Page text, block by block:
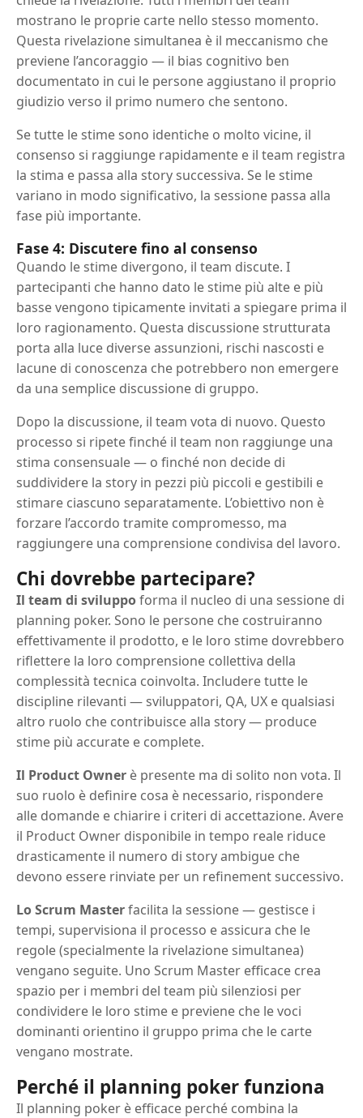
mostrano le proprie carte nello stesso momento.
Questa rivelazione simultanea è il meccanismo che
previene l’ancoraggio — il bias cognitivo ben
documentato in cui le persone aggiustano il proprio
giudizio verso il primo numero che sentono.
Se tutte le stime sono identiche o molto vicine, il
consenso si raggiunge rapidamente e il team registra
la stima e passa alla story successiva. Se le stime
variano in modo significativo, la sessione passa alla
fase più importante.
Fase 4: Discutere fino al consenso
Quando le stime divergono, il team discute. I
partecipanti che hanno dato le stime più alte e più
basse vengono tipicamente invitati a spiegare prima il
loro ragionamento. Questa discussione strutturata
porta alla luce diverse assunzioni, rischi nascosti e
lacune di conoscenza che potrebbero non emergere
da una semplice discussione di gruppo.
Dopo la discussione, il team vota di nuovo. Questo
processo si ripete finché il team non raggiunge una
stima consensuale — o finché non decide di
suddividere la story in pezzi più piccoli e gestibili e
stimare ciascuno separatamente. L’obiettivo non è
forzare l’accordo tramite compromesso, ma
raggiungere una comprensione condivisa del lavoro.
Chi dovrebbe partecipare?
Il team di sviluppoforma il nucleo di una sessione di
planning poker. Sono le persone che costruiranno
effettivamente il prodotto, e le loro stime dovrebbero
riflettere la loro comprensione collettiva della
complessità tecnica coinvolta. Includere tutte le
discipline rilevanti — sviluppatori, QA, UX e qualsiasi
altro ruolo che contribuisce alla story — produce
stime più accurate e complete.
Il Product Owner è presente ma di solito non vota. Il
suo ruolo è definire cosa è necessario, rispondere
alle domande e chiarire i criteri di accettazione. Avere
il Product Owner disponibile in tempo reale riduce
drasticamente il numero di story ambigue che
devono essere rinviate per un refinement successivo.
Lo Scrum Masterfacilita la sessione — gestisce i
tempi, supervisiona il processo e assicura che le
regole (specialmente la rivelazione simultanea)
vengano seguite. Uno Scrum Master efficace crea
spazio per i membri del team più silenziosi per
condividere le loro stime e previene che le voci
dominanti orientino il gruppo prima che le carte
vengano mostrate.
Perché il planning poker funziona
Il planning poker è efficace perché combina la